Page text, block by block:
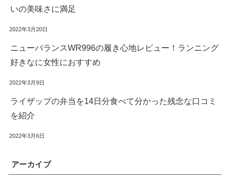
いの美味さに満足
2022年3月20日
ニューバランスWR996の履き心地レビュー！ランニング
好きなに女性におすすめ
2022年3月9日
ライザップの弁当を14日分食べて分かった残念な口コミ
を紹介
2022年3月6日
アーカイブ